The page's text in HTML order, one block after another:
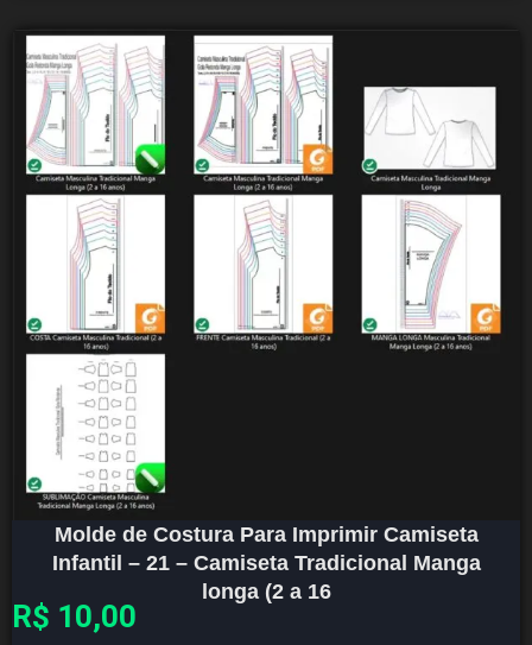
Molde de Costura Para Imprimir Camiseta
Infantil – 21 – Camiseta Tradicional Manga
longa (2 a 16
R$ 10,00